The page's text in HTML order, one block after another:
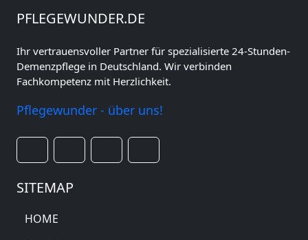
PFLEGEWUNDER.DE
Ihr vertrauensvoller Partner für spezialisierte 24-Stunden-
Demenzpflege in Deutschland. Wir verbinden
Fachkompetenz mit Herzlichkeit.
Pflegewunder - über uns!
SITEMAP
HOME